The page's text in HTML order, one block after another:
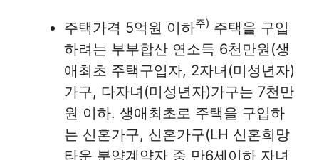
주택가격 5억원 이하주) 주택을 구입
하려는 부부합산 연소득 6천만원(생
애최초 주택구입자, 2자녀(미성년자)
가구, 다자녀(미성년자)가구는 7천만
원 이하. 생애최초로 주택을 구입하
는 신혼가구, 신혼가구(LH 신혼희망
타운 분양계약자 중 만6세이하 자녀